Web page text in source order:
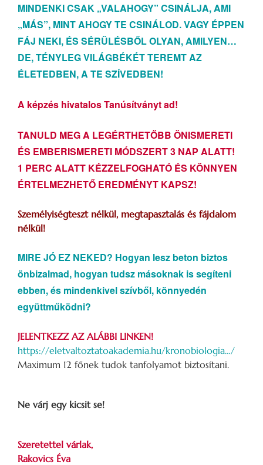
MINDENKI CSAK „VALAHOGY” CSINÁLJA, AMI
„MÁS”, MINT AHOGY TE CSINÁLOD. VAGY ÉPPEN
FÁJ NEKI, ÉS SÉRÜLÉSBŐL OLYAN, AMILYEN…
DE, TÉNYLEG VILÁGBÉKÉT TEREMT AZ
ÉLETEDBEN, A TE SZÍVEDBEN!
A képzés hivatalos Tanúsítványt ad!
TANULD MEG A LEGÉRTHETŐBB ÖNISMERETI
ÉS EMBERISMERETI MÓDSZERT 3 NAP ALATT!
1 PERC ALATT KÉZZELFOGHATÓ ÉS KÖNNYEN
ÉRTELMEZHETŐ EREDMÉNYT KAPSZ!
Személyiségteszt nélkül, megtapasztalás és fájdalom
nélkül!
MIRE JÓ EZ NEKED? Hogyan lesz beton biztos
önbizalmad, hogyan tudsz másoknak is segíteni
ebben, és mindenkivel szívből, könnyedén
együttműködni?
JELENTKEZZ AZ ALÁBBI LINKEN!
https://eletvaltoztatoakademia.hu/kronobiologia…/
Maximum 12 főnek tudok tanfolyamot biztosítani.
Ne várj egy kicsit se!
Szeretettel várlak,
Rakovics Éva